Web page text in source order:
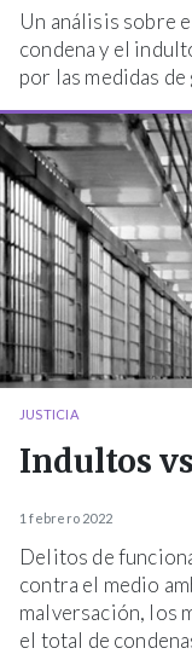
Un análisis sobre
condena y el
por las medidas
JUSTICIA
Indultos
1 febrero 2022
Delitos de
contra el medio
malversación, los
el total de